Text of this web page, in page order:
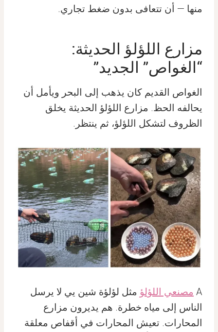
منها — أن تتعافى بدون ضغط تجاري.
مزارع اللؤلؤ الحديثة:
“الغواص” الجديد”
الغواص القديم كان يذهب إلى البحر ويأمل أن
يحالفه الحظ. مزارع اللؤلؤ الحديثة يخلق
الظروف لتشكل اللؤلؤ، ثم ينتظر.
A مصنعي اللؤلؤ مثل لؤلؤة شين يي لا يرسل
الناس إلى مياه خطرة. هم يديرون مزارع
المحارات. تعيش المحارات في أقفاص معلقة